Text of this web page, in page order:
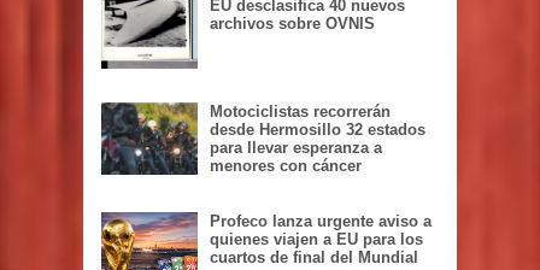
EU desclasifica 40 nuevos
archivos sobre OVNIS
Motociclistas recorrerán
desde Hermosillo 32 estados
para llevar esperanza a
menores con cáncer
Profeco lanza urgente aviso a
quienes viajen a EU para los
cuartos de final del Mundial